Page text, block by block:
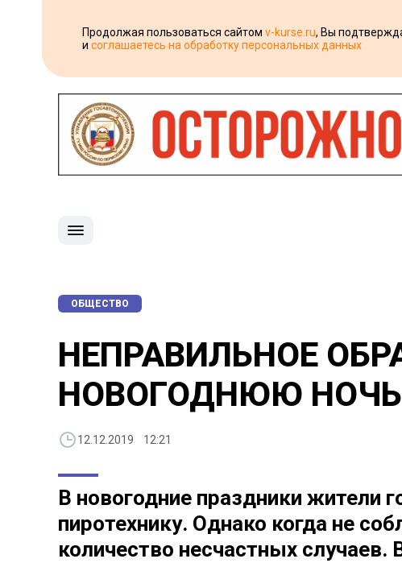
Продолжая пользоваться сайтом v-kurse.ru, Вы
и соглашаетесь на обработку персональных данных
ОБЩЕСТВО
НЕПРАВИЛЬНОЕ
НОВОГОДНЮЮ
12.12.2019 12:21
В новогодние праздники жители
пиротехнику. Однако когда не
количество несчастных случаев.